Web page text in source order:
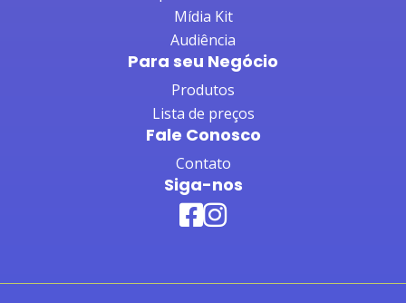
Mídia Kit
Audiência
Para seu Negócio
Produtos
Lista de preços
Fale Conosco
Contato
Siga-nos